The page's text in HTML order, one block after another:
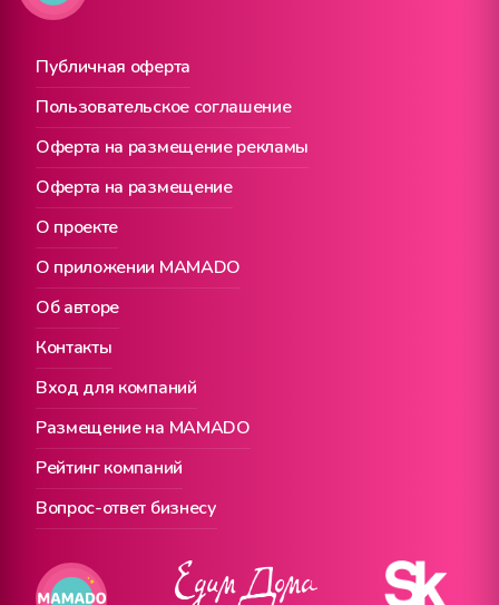
Публичная оферта
О проекте
Вход для компаний
Пользовательское соглашение
О приложении MAMADO
Размещение на MAMADO
Оферта на размещение рекламы
Об авторе
Рейтинг компаний
Оферта на размещение
Контакты
Вопрос-ответ бизнесу